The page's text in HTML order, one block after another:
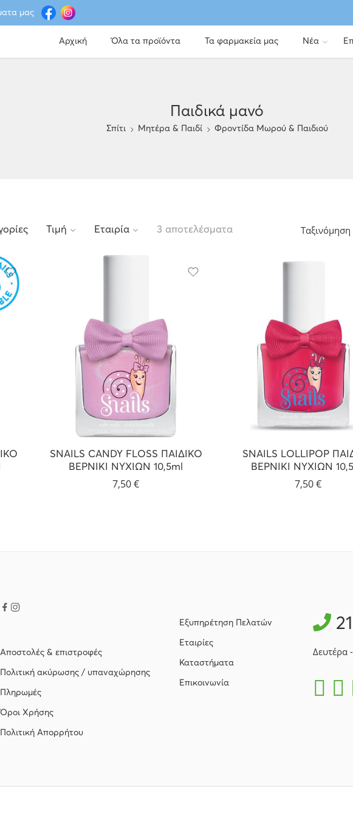
μας
Αρχική Όλα τα προϊόντα Τα φαρμακεία μας Νέα
Παιδικά μανό
Σπίτι Μητέρα & Παιδί Φροντίδα Μωρού & Παιδιού
Τιμή Εταιρία 3 αποτελέσματα Ταξινόμηση
SNAILS CANDY FLOSS ΠΑΙΔΙΚΟ
ΒΕΡΝΙΚΙ ΝΥΧΙΩΝ 10,5ml
7,50€
SNAILS LOLLIPOP
ΒΕΡΝΙΚΙ ΝΥΧΙΩΝ
7,50€
Αποστολές & επιστροφές
Πολιτική ακύρωσης / υπαναχώρησης
Πληρωμές
Όροι Χρήσης
Πολιτική Απορρήτου
Εξυπηρέτηση Πελατών
Εταιρίες
Καταστήματα
Επικοινωνία
Δευτέρα